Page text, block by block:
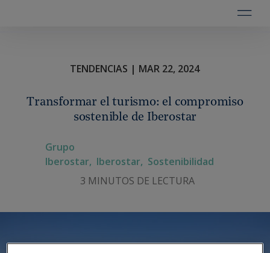
TENDENCIAS | MAR 22, 2024
Transformar el turismo: el compromiso
sostenible de Iberostar
Grupo
Iberostar, Iberostar, Sostenibilidad
3 MINUTOS DE LECTURA